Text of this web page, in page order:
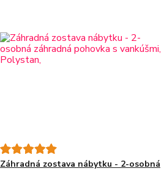
Záhradná zostava nábytku - 2-osobná